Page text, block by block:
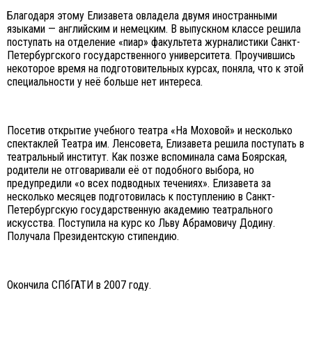
Благодаря этому Елизавета овладела двумя иностранными
языками — английским и немецким. В выпускном классе решила
поступать на отделение «пиар» факультета журналистики Санкт-
Петербургского государственного университета. Проучившись
некоторое время на подготовительных курсах, поняла, что к этой
специальности у неё больше нет интереса.
Посетив открытие учебного театра «На Моховой» и несколько
спектаклей Театра им. Ленсовета, Елизавета решила поступать в
театральный институт. Как позже вспоминала сама Боярская,
родители не отговаривали её от подобного выбора, но
предупредили «о всех подводных течениях». Елизавета за
несколько месяцев подготовилась к поступлению в Санкт-
Петербургскую государственную академию театрального
искусства. Поступила на курс ко Льву Абрамовичу Додину.
Получала Президентскую стипендию.
Окончила СПбГАТИ в 2007 году.